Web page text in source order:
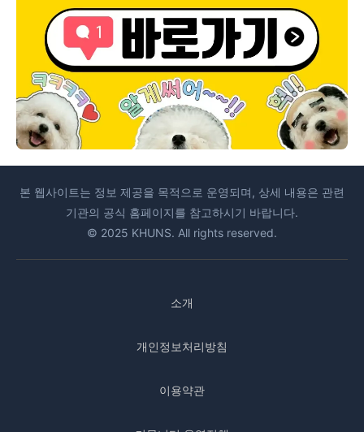
본 웹사이트는 정보 제공을 목적으로 운영되며, 상세 내용은 관련
기관의 공식 홈페이지를 참고하시기 바랍니다.
© 2025 KHUNS. All rights reserved.
소개
개인정보처리방침
이용약관